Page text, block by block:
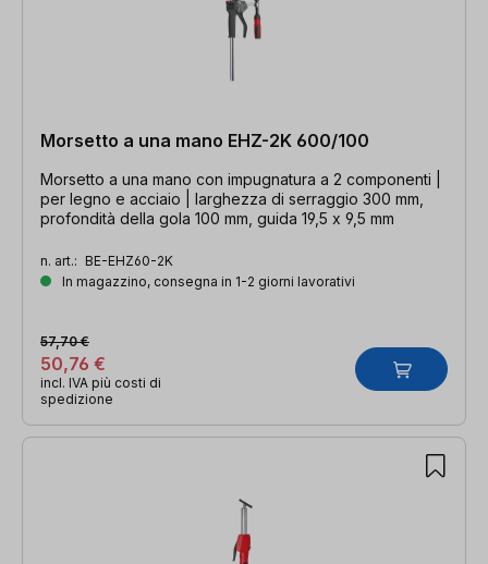
Morsetto a una mano EHZ-2K 600/100
Morsetto a una mano con impugnatura a 2 componenti |
per legno e acciaio | larghezza di serraggio 300 mm,
profondità della gola 100 mm, guida 19,5 x 9,5 mm
n. art.: BE-EHZ60-2K
In magazzino, consegna in 1-2 giorni lavorativi
50,76 €
57,70 €
incl. IVA più costi di
spedizione